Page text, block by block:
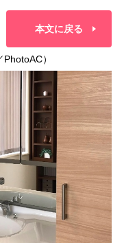
本文に戻る
）